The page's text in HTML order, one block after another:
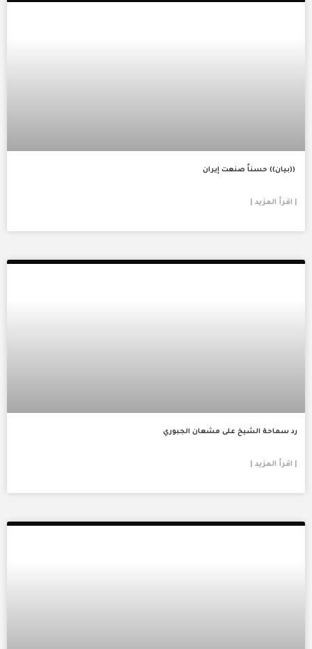
((بيان)) حسناً صنعت إيران
| اقرأ المزيد |
رد سماحة الشيخ على مشعان الجبوري
| اقرأ المزيد |